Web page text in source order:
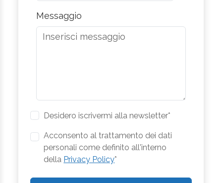
Messaggio
Desidero iscrivermi alla newsletter*
Acconsento al trattamento dei dati
personali come definito all'interno
della Privacy Policy*